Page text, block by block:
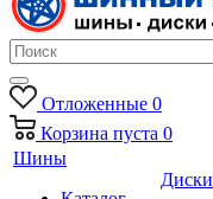
Отложенные 0
Корзина пуста 0
Шины
Диски